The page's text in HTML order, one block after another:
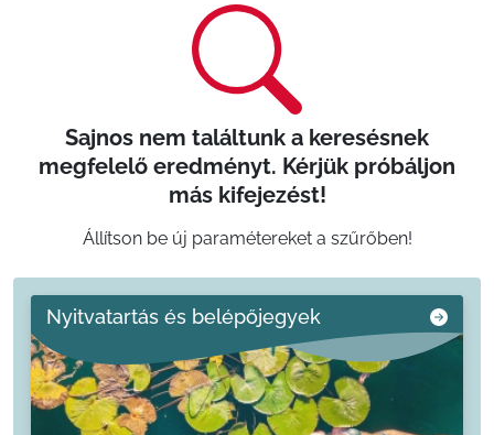
Sajnos nem találtunk a keresésnek
megfelelő eredményt. Kérjük próbáljon
más kifejezést!
Állítson be új paramétereket a szűrőben!
Nyitvatartás és belépőjegyek